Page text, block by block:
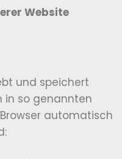
Website
und speichert
so genannten
automatisch